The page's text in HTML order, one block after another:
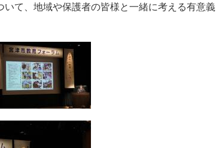
いて、地域や保護者の皆様と一緒に考える有意義